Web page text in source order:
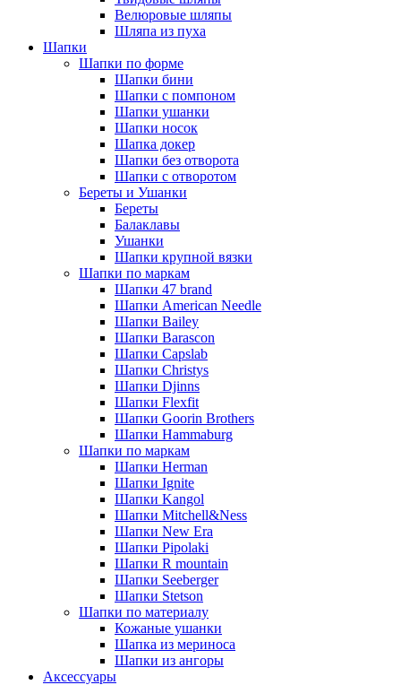
Велюровые шляпы
Шляпа из пуха
Шапки
Шапки по форме
Шапки бини
Шапки с помпоном
Шапки ушанки
Шапки носок
Шапка докер
Шапки без отворота
Шапки с отворотом
Береты и Ушанки
Береты
Балаклавы
Ушанки
Шапки крупной вязки
Шапки по маркам
Шапки 47 brand
Шапки American Needle
Шапки Bailey
Шапки Barascon
Шапки Capslab
Шапки Christys
Шапки Djinns
Шапки Flexfit
Шапки Goorin Brothers
Шапки Hammaburg
Шапки по маркам
Шапки Herman
Шапки Ignite
Шапки Kangol
Шапки Mitchell&Ness
Шапки New Era
Шапки Pipolaki
Шапки R mountain
Шапки Seeberger
Шапки Stetson
Шапки по материалу
Кожаные ушанки
Шапка из мериноса
Шапки из ангоры
Аксессуары